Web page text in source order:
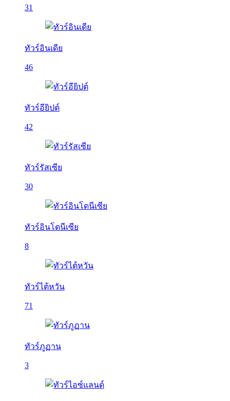
31
ทัวร์อินเดีย
46
ทัวร์อียิปต์
42
ทัวร์รัสเซีย
30
ทัวร์อินโดนีเซีย
8
ทัวร์ไต้หวัน
71
ทัวร์ภูฏาน
3